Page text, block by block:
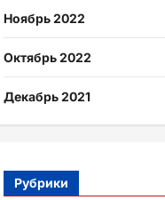
Ноябрь 2022
Октябрь 2022
Декабрь 2021
Рубрики